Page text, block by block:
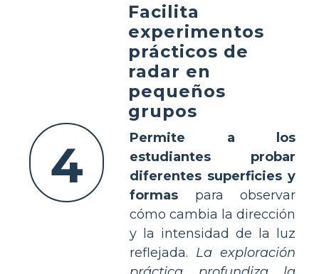
4
Facilita
experimentos
prácticos de
radar en
pequeños
grupos
Permite a los
estudiantes probar
diferentes superficies y
formas para observar
cómo cambia la dirección
y la intensidad de la luz
reflejada. La exploración